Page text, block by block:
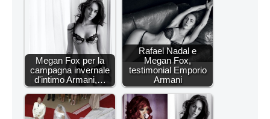
Megan Fox per la
campagna invernale
d'intimo Armani,…
Rafael Nadal e
Megan Fox,
testimonial Emporio
Armani